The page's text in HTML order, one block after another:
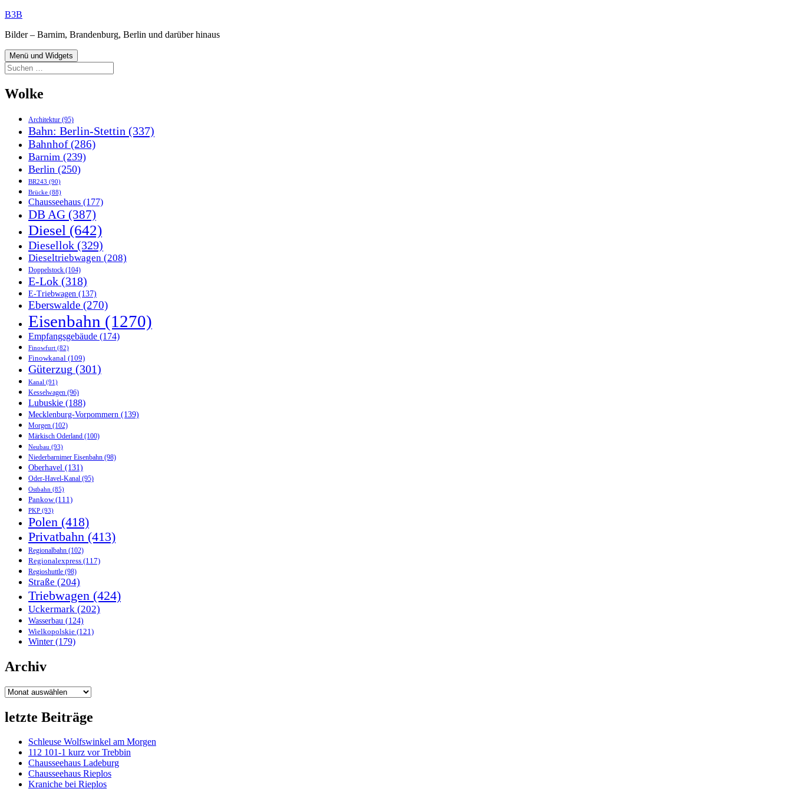
Zum
springen
B3B
Bilder – Barnim, Brandenburg, Berlin und darüber hinaus
Menü und Widgets
Suchen
nach:
Wolke
Architektur (95)
Bahn: Berlin-Stettin (337)
Bahnhof(286)
Barnim (239)
Berlin (250)
BR243 (90)
Brücke (88)
Chausseehaus (177)
DB AG (387)
Diesel (642)
Diesellok (329)
Dieseltriebwagen (208)
Doppelstock (104)
E-Lok (318)
E-Triebwagen (137)
Eberswalde (270)
Eisenbahn (1270)
Empfangsgebäude (174)
Finowfurt (82)
Finowkanal (109)
Güterzug (301)
Kanal (91)
Kesselwagen (96)
Lubuskie (188)
Mecklenburg-Vorpommern (139)
Morgen (102)
Märkisch Oderland (100)
Neubau (93)
Niederbarnimer Eisenbahn (98)
Oberhavel (131)
Oder-Havel-Kanal (95)
Ostbahn (85)
Pankow(111)
PKP (93)
Polen (418)
Privatbahn (413)
Regionalbahn (102)
Regionalexpress (117)
Regioshuttle (98)
Straße (204)
Triebwagen (424)
Uckermark (202)
Wasserbau (124)
Wielkopolskie (121)
Winter(179)
Archiv
Archiv
letzte Beiträge
Schleuse Wolfswinkel am Morgen
112 101-1 kurz vor Trebbin
Chausseehaus Ladeburg
Chausseehaus Rieplos
Kraniche bei Rieplos